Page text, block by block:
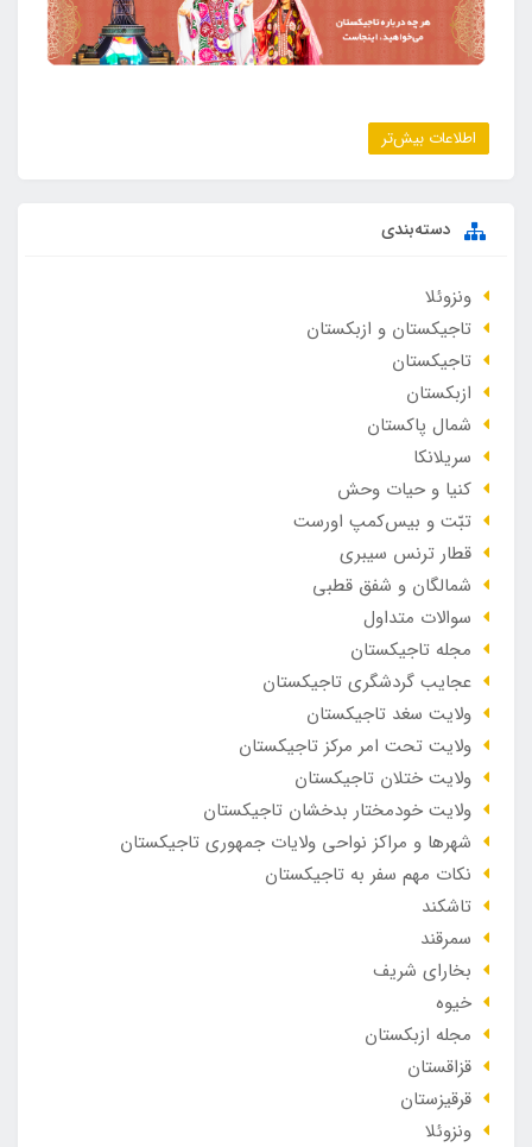
اطلاعات بیش‌تر
دسته‌بندی
ونزوئلا
تاجیکستان و ازبکستان
تاجیکستان
ازبکستان
شمال پاکستان
سریلانکا
کنیا و حیات وحش
تبّت و بیس‌کمپ اورست
قطار ترنس سیبری
شمالگان و شفق قطبی
سوالات متداول
مجله تاجیکستان
عجایب گردشگری تاجیکستان
ولایت سغد تاجیکستان
ولایت تحت امر مرکز تاجیکستان
ولایت ختلان تاجیکستان
ولایت خودمختار بدخشان تاجیکستان
شهرها و مراکز نواحی ولایات جمهوری تاجیکستان
نکات مهم سفر به تاجیکستان
تاشکند
سمرقند
بخارای شریف
خیوه
مجله ازبکستان
قزاقستان
قرقیزستان
ونزوئلا